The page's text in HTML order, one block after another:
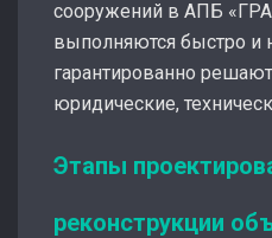
сооружений в АПБ
выполняются быстро и
гарантированно
юридические,
Этапы
реконструкции